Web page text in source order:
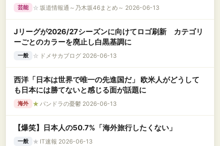
芸能 ☆ 坂道情報通～乃木坂46まとめ～ 2026-06-13
Jリーグが2026/27シーズンに向けてロゴ刷新 カテゴリ
ーごとのカラーを廃止し白黒基調に
一般 ☆ ドメサカブログ 2026-06-13
西洋「日本は世界で唯一の先進国だ」 欧米人がどうして
も日本には勝てないと感じる面が話題に
海外 ★ パンドラの憂鬱 2026-06-13
【爆笑】日本人の50.7%「海外旅行したくない」
一般 ★ IT速報 2026-06-13